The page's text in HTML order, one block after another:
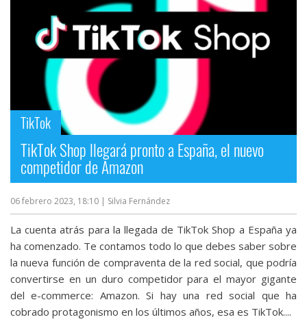
TikTok
TikTok Shop llegará pronto a España, el nuevo
competidor de Amazon
06 febrero 2023, 18:10 | Silvia Fernández
La cuenta atrás para la llegada de TikTok Shop a España ya
ha comenzado. Te contamos todo lo que debes saber sobre
la nueva función de compraventa de la red social, que podría
convertirse en un duro competidor para el mayor gigante
del e-commerce: Amazon. Si hay una red social que ha
cobrado protagonismo en los últimos años, esa es TikTok....